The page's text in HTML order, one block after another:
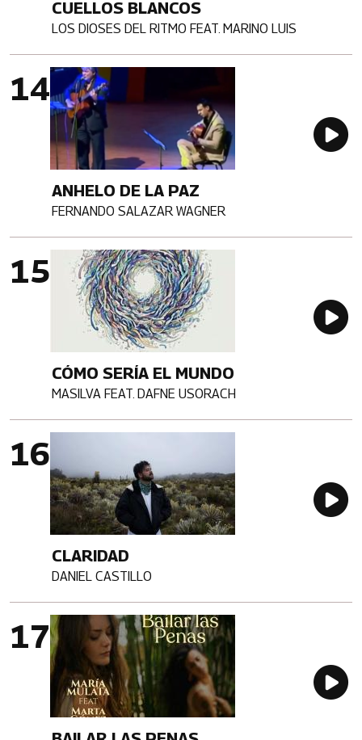
CUELLOS BLANCOS
Artista
LOS DIOSES DEL RITMO FEAT. MARINO LUIS
Imagen portada
ANHELO DE LA PAZ
Artista
FERNANDO SALAZAR WAGNER
Imagen portada
CÓMO SERÍA EL MUNDO
Artista
MASILVA FEAT. DAFNE USORACH
CLARIDAD
Artista
DANIEL CASTILLO
Imagen portada